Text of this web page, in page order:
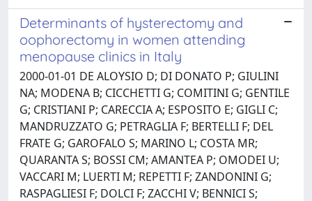
Determinants of hysterectomy and
oophorectomy in women attending
menopause clinics in Italy
2000-01-01 DE ALOYSIO D; DI DONATO P; GIULINI
NA; MODENA B; CICCHETTI G; COMITINI G; GENTILE
G; CRISTIANI P; CARECCIA A; ESPOSITO E; GIGLI C;
MANDRUZZATO G; PETRAGLIA F; BERTELLI F; DEL
FRATE G; GAROFALO S; MARINO L; COSTA MR;
QUARANTA S; BOSSI CM; AMANTEA P; OMODEI U;
VACCARI M; LUERTI M; REPETTI F; ZANDONINI G;
RASPAGLIESI F; DOLCI F; ZACCHI V; BENNICI S;